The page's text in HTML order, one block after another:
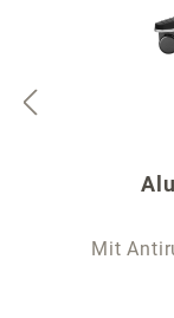
Mit